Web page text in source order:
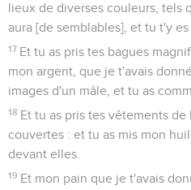
lieux de diverses couleurs, tels
aura [de semblables], et tu t'y
17 Et tu as pris tes bagues
mon argent, que je t'avais
images d'un mâle, et tu as
18 Et tu as pris tes vêtements
couvertes : et tu as mis mon
devant elles.
19 Et mon pain que je t'avais